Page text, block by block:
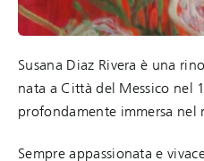
Susana Diaz Rivera è una
nata a Città del Messico nel
profondamente immersa nel
Sempre appassionata e